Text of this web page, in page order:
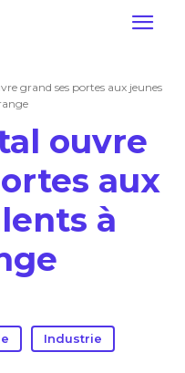
grand ses portes aux jeunes
ouvre
aux
à
Industrie